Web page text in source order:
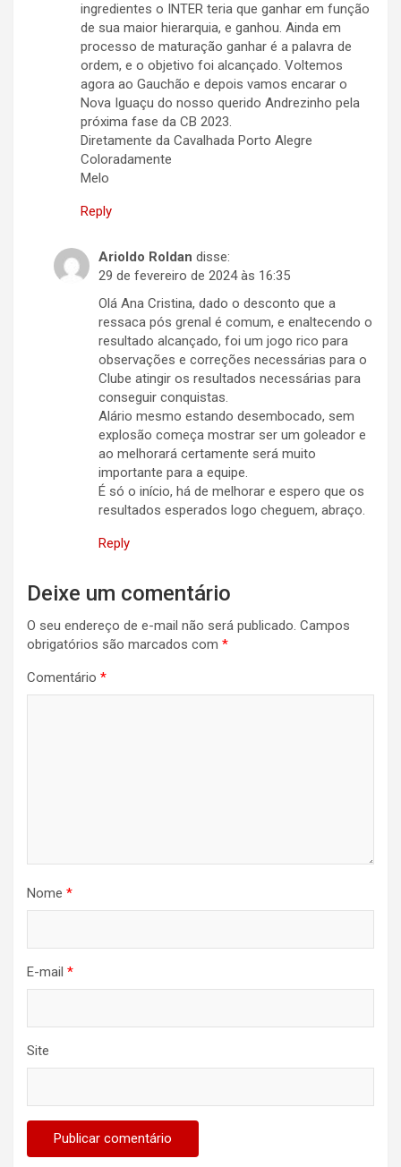
ingredientes o INTER teria que ganhar em função
de sua maior hierarquia, e ganhou. Ainda em
processo de maturação ganhar é a palavra de
ordem, e o objetivo foi alcançado. Voltemos
agora ao Gauchão e depois vamos encarar o
Nova Iguaçu do nosso querido Andrezinho pela
próxima fase da CB 2023.
Diretamente da Cavalhada Porto Alegre
Coloradamente
Melo
Reply
Arioldo Roldan disse:
29 de fevereiro de 2024 às 16:35
Olá Ana Cristina, dado o desconto que a
ressaca pós grenal é comum, e enaltecendo o
resultado alcançado, foi um jogo rico para
observações e correções necessárias para o
Clube atingir os resultados necessárias para
conseguir conquistas.
Alário mesmo estando desembocado, sem
explosão começa mostrar ser um goleador e
ao melhorará certamente será muito
importante para a equipe.
É só o início, há de melhorar e espero que os
resultados esperados logo cheguem, abraço.
Reply
Deixe um comentário
O seu endereço de e-mail não será publicado. Campos
obrigatórios são marcados com *
Comentário *
Nome *
E-mail *
Site